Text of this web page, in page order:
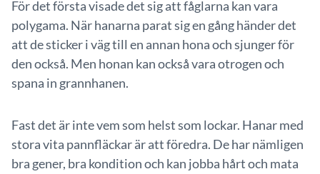
För det första visade det sig att fåglarna kan vara
polygama. När hanarna parat sig en gång händer det
att de sticker i väg till en annan hona och sjunger för
den också. Men honan kan också vara otrogen och
spana in grannhanen.
Fast det är inte vem som helst som lockar. Hanar med
stora vita pannfläckar är att föredra. De har nämligen
bra gener, bra kondition och kan jobba hårt och mata